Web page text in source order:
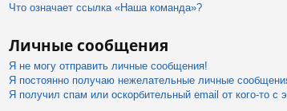
Что означает ссылка «Наша команда»?
Личные сообщения
Я не могу отправить личные сообщения!
Я постоянно получаю нежелательные личные
Я получил спам или оскорбительный email от кого-то с